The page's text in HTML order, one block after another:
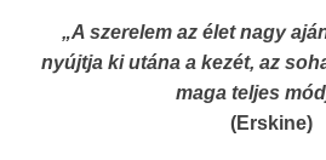
„A szerelem az élet nagy
nyújtja ki utána a kezét, az
maga teljes
(Erskine)